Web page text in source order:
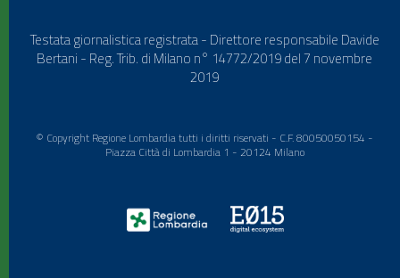
Testata giornalistica registrata - Direttore responsabile Davide
Bertani - Reg. Trib. di Milano n° 14772/2019 del 7 novembre
2019
© Copyright Regione Lombardia tutti i diritti riservati - C.F. 80050050154 -
Piazza Città di Lombardia 1 - 20124 Milano